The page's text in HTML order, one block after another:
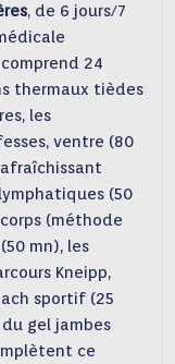
, de 6 jours/7
24
thermaux tièdes
les
ventre (80
(50
(méthode
mn), les
Kneipp,
sportif (25
gel jambes
ce